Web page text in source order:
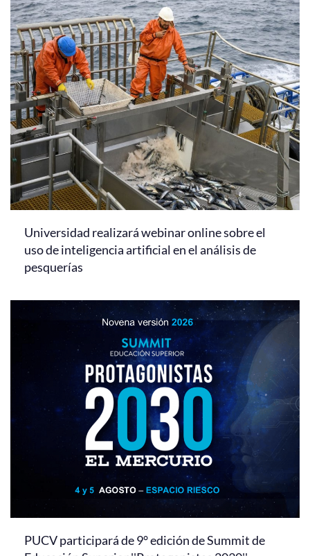
Universidad realizará webinar online sobre el
uso de inteligencia artificial en el análisis de
pesquerías
PUCV participará de 9° edición de Summit de